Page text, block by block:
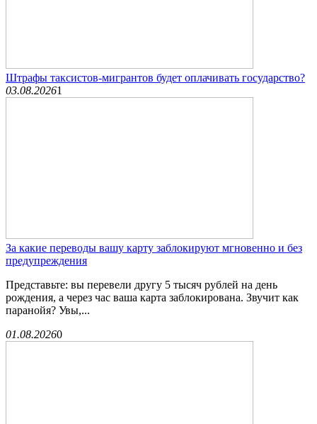
Штрафы таксистов-мигрантов будет оплачивать государство?
03.08.20261
За какие переводы вашу карту заблокируют мгновенно и без
предупреждения
Представьте: вы перевели другу 5 тысяч рублей на день
рождения, а через час ваша карта заблокирована. Звучит как
паранойя? Увы,...
01.08.20260